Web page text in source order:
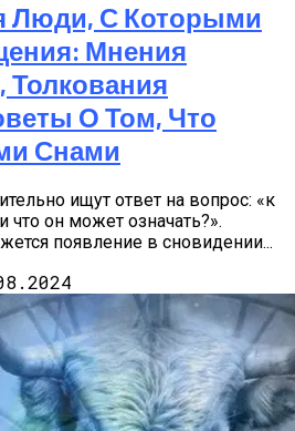
Люди, С Которыми
Мнения
Толкования
О Том, Что
Снами
ищут ответ на вопрос: «к
что он может означать?».
появление в сновидении...